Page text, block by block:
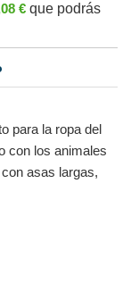
€ que podrás
para la ropa del
con los animales
asas largas,